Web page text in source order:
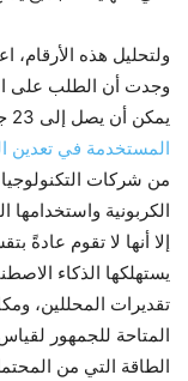
ولتحليل هذه
وجدت أن الطلب على
يمكن أن يصل إلى 23 جيجاوات هذا العام –
المستخدمة في تعدين
من شركات التكنولوجيا
الكربونية واستخدامها
إلا أنها لا تقوم عادةً
تقديرات المحللين،
المتاحة للجمهور
الطاقة التي من